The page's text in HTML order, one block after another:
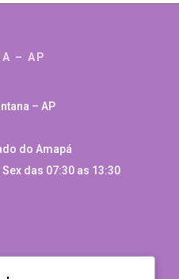
– AP
– AP
do Amapá
das 07:30 as 13:30